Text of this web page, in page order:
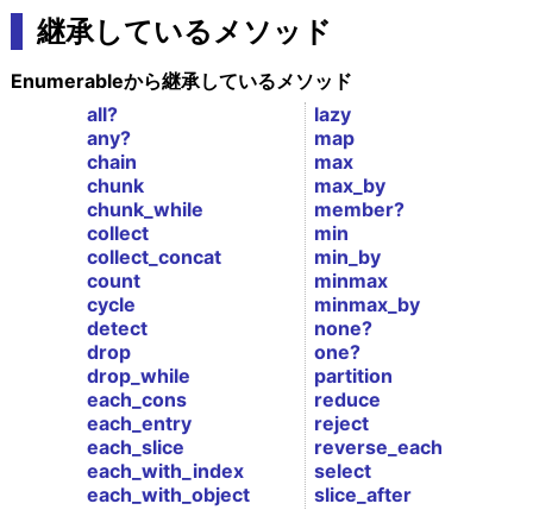
継承しているメソッド
Enumerableから継承しているメソッド
all?
any?
chain
chunk
chunk_while
collect
collect_concat
count
cycle
detect
drop
drop_while
each_cons
each_entry
each_slice
each_with_index
each_with_object
lazy
map
max
max_by
member?
min
min_by
minmax
minmax_by
none?
one?
partition
reduce
reject
reverse_each
select
slice_after